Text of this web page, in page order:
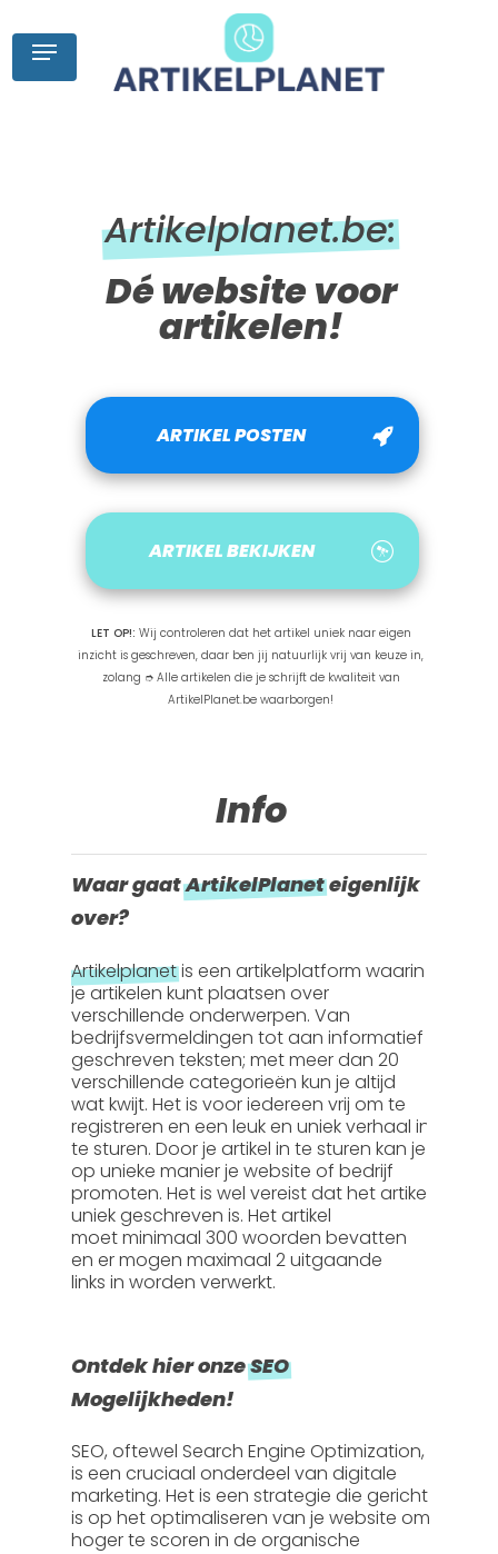
content
Menu
Artikelplanet.be:
Dé website voor
artikelen!
ARTIKEL POSTEN
ARTIKEL BEKIJKEN
LET OP!: Wij controleren dat het artikel uniek naar eigen
inzicht is geschreven, daar ben jij natuurlijk vrij van keuze in,
zolang ➮ Alle artikelen die je schrijft de kwaliteit van
ArtikelPlanet.be waarborgen!
Info
Waar gaatArtikelPlaneteigenlijk
over?
Artikelplanetis een artikelplatform waarin
je artikelen kunt plaatsen over
verschillende onderwerpen. Van
bedrijfsvermeldingen tot aan informatief
geschreven teksten; met meer dan 20
verschillende categorieën kun je altijd
wat kwijt. Het is voor iedereen vrij om te
registreren en een leuk en uniek verhaal in
te sturen. Door je artikel in te sturen kan je
op unieke manier je website of bedrijf
promoten. Het is wel vereist dat het artikel
uniek geschreven is. Het artikel
moetminimaal 300 woorden bevatten
en er mogenmaximaal 2 uitgaande
links in worden verwerkt.
Ontdek hier onzeSEO
Mogelijkheden!
SEO, oftewel Search Engine Optimization,
is een cruciaal onderdeel van digitale
marketing. Het is een strategie die gericht
is op het optimaliseren van je website om
hoger te scoren in de organische